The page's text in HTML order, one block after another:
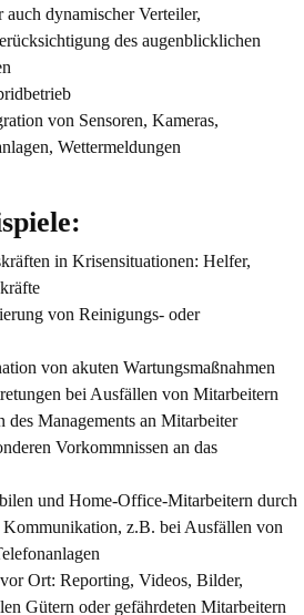
dynamischer Verteiler,
des augenblicklichen
von Sensoren, Kameras,
Wettermeldungen
in Krisensituationen: Helfer,
von Reinigungs- oder
von akuten Wartungsmaßnahmen
bei Ausfällen von Mitarbeitern
des Managements an Mitarbeiter
Vorkommnissen an das
und Home-Office-Mitarbeitern durch
Kommunikation, z.B. bei Ausfällen von
Ort: Reporting, Videos, Bilder,
Gütern oder gefährdeten Mitarbeitern